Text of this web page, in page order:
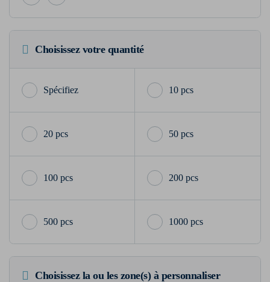
Choisissez votre quantité
10 pcs
20 pcs 50 pcs
100 pcs 200 pcs
500 pcs 1000 pcs
Choisissez la ou les zone(s) à personnaliser